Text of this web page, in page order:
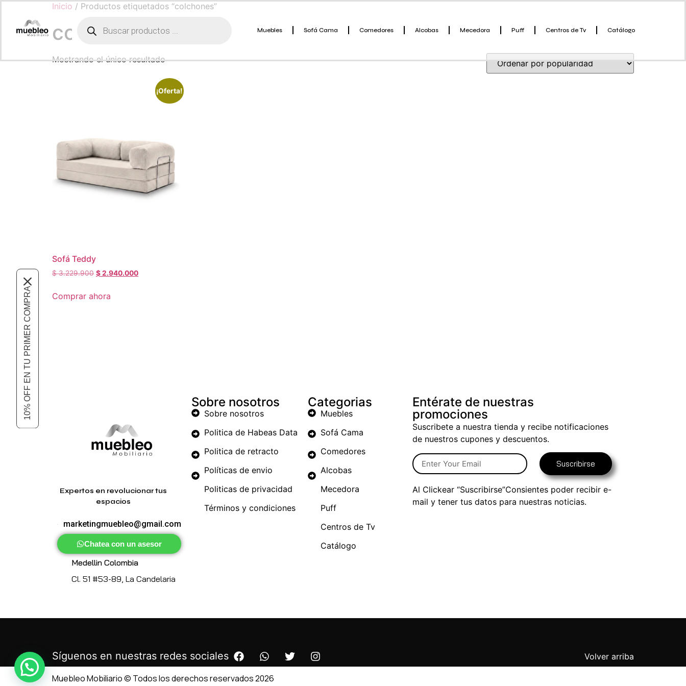
Muebles Sofá Cama Comedores Alcobas Mecedora Puff Centros de Tv Catálogo
Inicio / Productos etiquetados “colchones”
colchones
Mostrando el único resultado
¡Oferta!
Sofá Teddy
$3.229.900 $2.940.000
Comprar ahora
Expertos en revolucionar tus
espacios
marketingmuebleo@gmail.com
Chatea con un asesor
Medellin Colombia
Cl. 51 #53-89, La Candelaria
Sobre nosotros
Sobre nosotros
Politica de Habeas Data
Politica de retracto
Políticas de envio
Politicas de privacidad
Términos y condiciones
Categorias
Muebles
Sofá Cama
Comedores
Alcobas
Mecedora
Puff
Centros de Tv
Catálogo
Entérate de nuestras
promociones
Suscribete a nuestra tienda y recibe notificaciones
de nuestros cupones y descuentos.
Suscribirse
Al Clickear “Suscribirse”Consientes poder recibir e-
mail y tener tus datos para nuestras noticias.
Síguenos en nuestras redes sociales Volver arriba
Muebleo Mobiliario © Todos los derechos reservados 2026
10% OFF EN TU PRIMER COMPRA